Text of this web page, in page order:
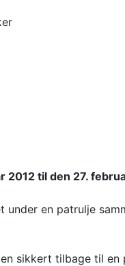
2012 til den 27.
under en patrulje
sikkert tilbage til en